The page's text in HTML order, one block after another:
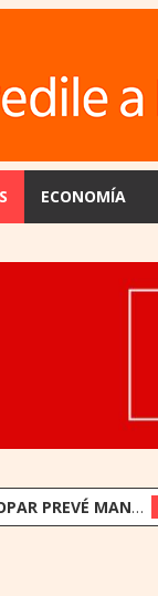
ECONOMÍA
SUS PRECIOS EN UN ESCENARIO DE SUBAS